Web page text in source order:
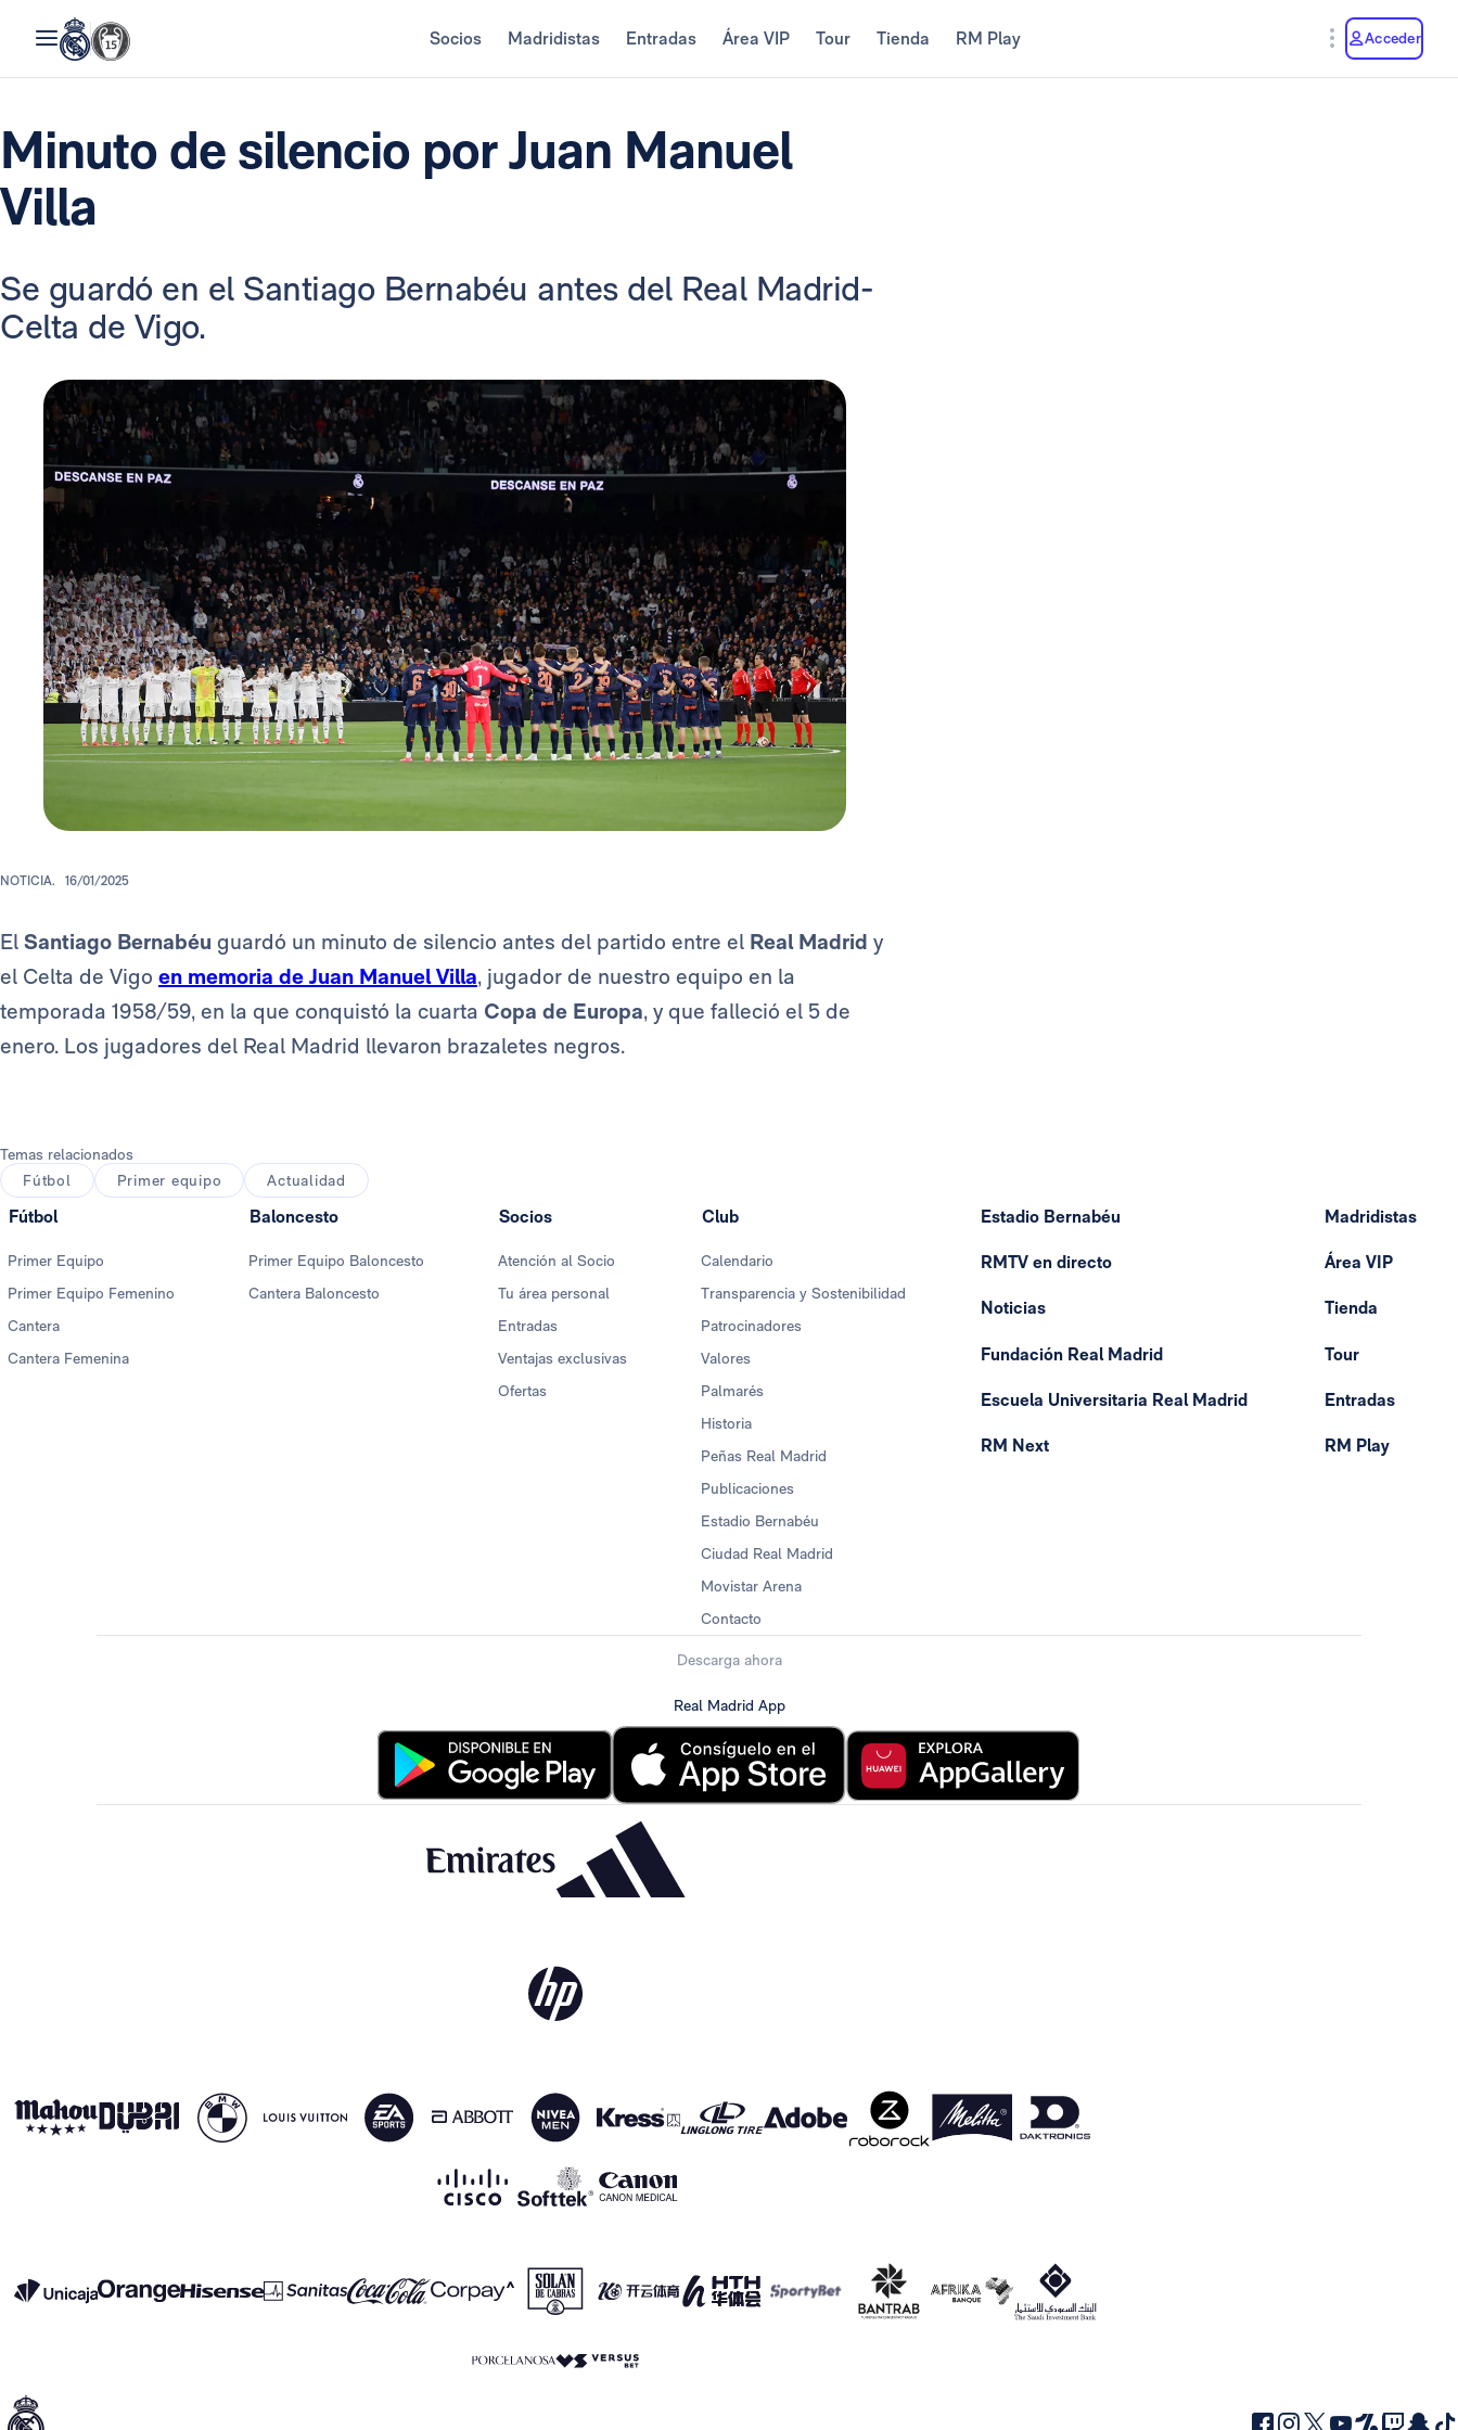
Socios Madridistas Entradas Área VIP Tour Tienda RM Play Acceder
Minuto de silencio por Juan Manuel
Villa
Se guardó en el Santiago Bernabéu antes del Real Madrid-
Celta de Vigo.
NOTICIA. 16/01/2025
El Santiago Bernabéu guardó un minuto de silencio antes del partido entre el Real Madrid y
el Celta de Vigo en memoria de Juan Manuel Villa, jugador de nuestro equipo en la
temporada 1958/59, en la que conquistó la cuarta Copa de Europa, y que falleció el 5 de
enero. Los jugadores del Real Madrid llevaron brazaletes negros.
Temas relacionados
Fútbol
Primer equipo Actualidad
Fútbol
Primer Equipo
Primer Equipo Femenino
Cantera
Cantera Femenina
Baloncesto
Primer Equipo Baloncesto
Cantera Baloncesto
Socios
Atención al Socio
Tu área personal
Entradas
Ventajas exclusivas
Ofertas
Club
Calendario
Transparencia y Sostenibilidad
Patrocinadores
Valores
Palmarés
Historia
Peñas Real Madrid
Publicaciones
Estadio Bernabéu
Ciudad Real Madrid
Movistar Arena
Contacto
Estadio Bernabéu
RMTV en directo
Noticias
Fundación Real Madrid
Escuela Universitaria Real Madrid
RM Next
Madridistas
Área VIP
Tienda
Tour
Entradas
RM Play
Descarga ahora
Real Madrid App